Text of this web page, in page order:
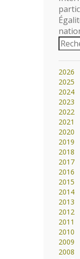
2026
2025
2024
2023
2022
2021
2020
2019
2018
2017
2016
2015
2014
2013
2012
2011
2010
2009
2008